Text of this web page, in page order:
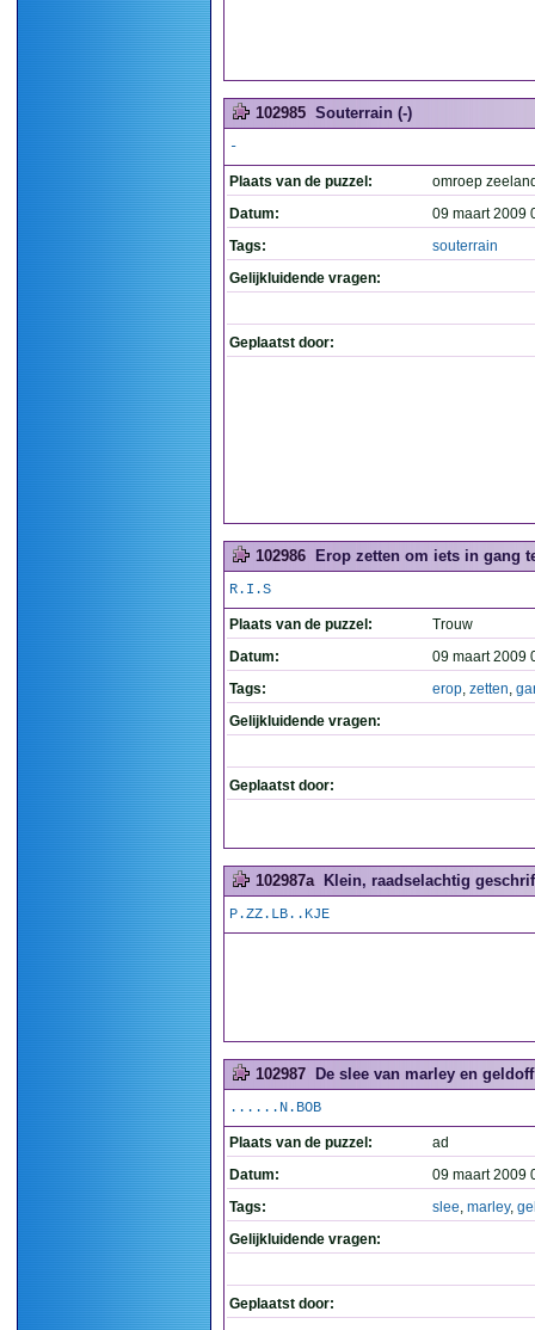
102985 Souterrain (-)
-
Plaats van de puzzel:
omroep
Datum:
09 maart 2009
Tags:
souterrain
Gelijkluidende vragen:
Geplaatst door:
102986 Erop zetten om iets in gang
R.I.S
Plaats van de puzzel:
Trouw
Datum:
09 maart 2009
Tags:
erop, zetten,
Gelijkluidende vragen:
Geplaatst door:
102987a Klein, raadselachtig
P.ZZ.LB..KJE
102987 De slee van marley en geldoff
......N.BOB
Plaats van de puzzel:
ad
Datum:
09 maart 2009
Tags:
slee, marley,
Gelijkluidende vragen:
Geplaatst door: